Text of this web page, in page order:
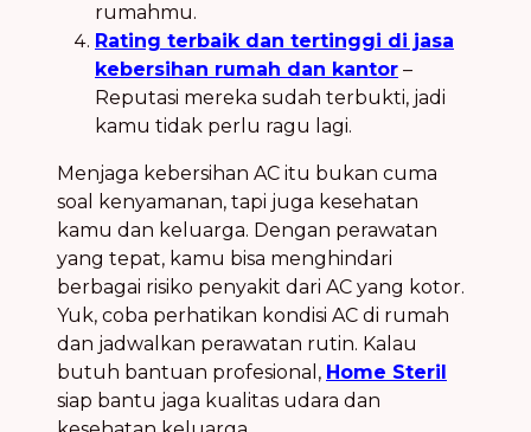
rumahmu.
Rating terbaik dan tertinggi di jasa
kebersihan rumah dan kantor –
Reputasi mereka sudah terbukti, jadi
kamu tidak perlu ragu lagi.
Menjaga kebersihan AC itu bukan cuma
soal kenyamanan, tapi juga kesehatan
kamu dan keluarga. Dengan perawatan
yang tepat, kamu bisa menghindari
berbagai risiko penyakit dari AC yang kotor.
Yuk, coba perhatikan kondisi AC di rumah
dan jadwalkan perawatan rutin. Kalau
butuh bantuan profesional, Home Steril
siap bantu jaga kualitas udara dan